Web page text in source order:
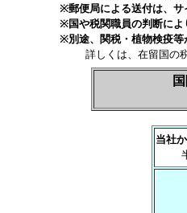
※郵便局による送付は、サ
※国や税関職員の判断によ
※別途、関税・植物検疫等
詳しくは、在留国の
当社